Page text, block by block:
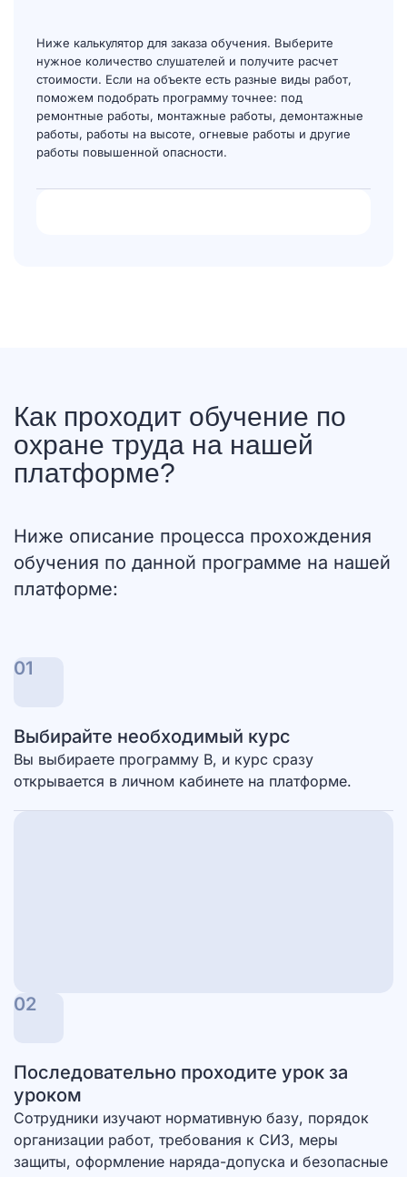
Ниже калькулятор для заказа обучения. Выберите
нужное количество слушателей и получите расчет
стоимости. Если на объекте есть разные виды работ,
поможем подобрать программу точнее: под
ремонтные работы, монтажные работы, демонтажные
работы, работы на высоте, огневые работы и другие
работы повышенной опасности.
Как проходит обучение по
охране труда на нашей
платформе?
Ниже описание процесса прохождения
обучения по данной программе на нашей
платформе:
01
Выбирайте необходимый курс
Вы выбираете программу В, и курс сразу
открывается в личном кабинете на платформе.
02
Последовательно проходите урок за
уроком
Сотрудники изучают нормативную базу, порядок
организации работ, требования к СИЗ, меры
защиты, оформление наряда-допуска и безопасные